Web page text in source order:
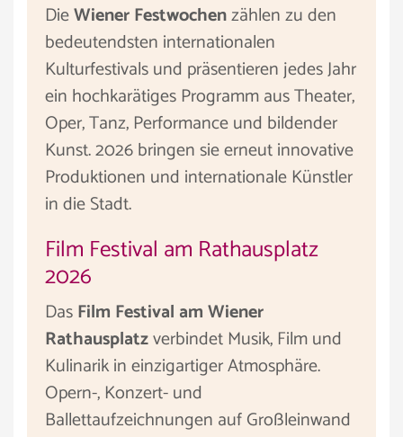
DieWiener Festwochenzählen zu den
bedeutendsten internationalen
Kulturfestivals und präsentieren jedes Jahr
ein hochkarätiges Programm aus Theater,
Oper, Tanz, Performance und bildender
Kunst. 2026 bringen sie erneut innovative
Produktionen und internationale Künstler
in die Stadt.
Film Festival am Rathausplatz
2026
DasFilm Festival am Wiener
Rathausplatzverbindet Musik, Film und
Kulinarik in einzigartiger Atmosphäre.
Opern-, Konzert- und
Ballettaufzeichnungen auf Großleinwand